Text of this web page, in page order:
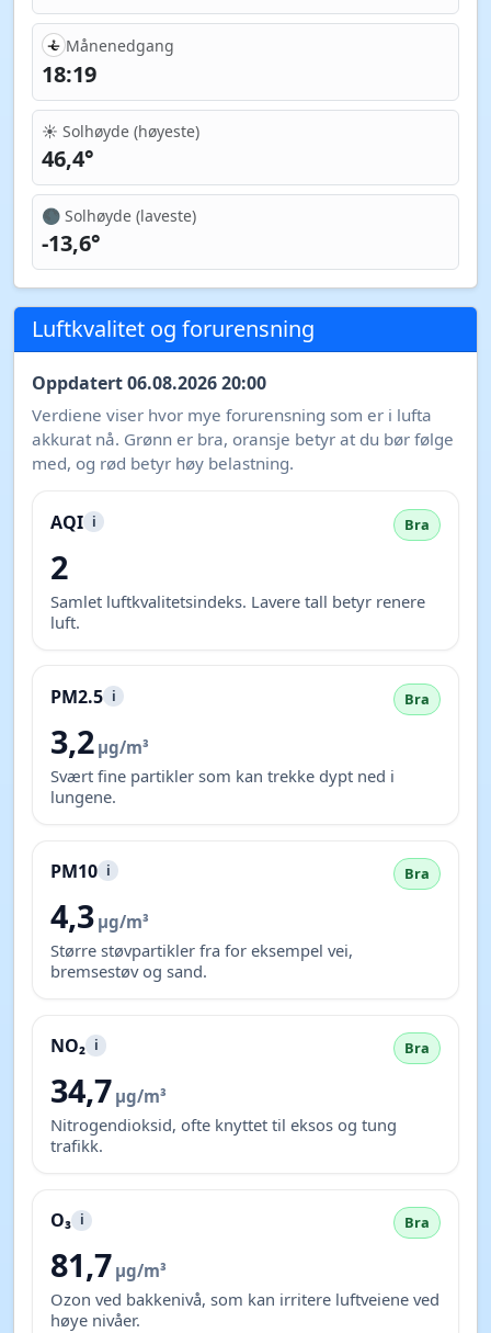
Månenedgang
18:19
☀️ Solhøyde (høyeste)
46,4°
🌑 Solhøyde (laveste)
-13,6°
Luftkvalitet og forurensning
Oppdatert 06.08.2026 20:00
Verdiene viser hvor mye forurensning som er i lufta
akkurat nå. Grønn er bra, oransje betyr at du bør følge
med, og rød betyr høy belastning.
AQI i Bra
2
Samlet luftkvalitetsindeks. Lavere tall betyr renere
luft.
PM2.5 i Bra
3,2 µg/m³
Svært fine partikler som kan trekke dypt ned i
lungene.
PM10 i Bra
4,3 µg/m³
Større støvpartikler fra for eksempel vei,
bremsestøv og sand.
NO₂ i Bra
34,7 µg/m³
Nitrogendioksid, ofte knyttet til eksos og tung
trafikk.
O₃ i Bra
81,7 µg/m³
Ozon ved bakkenivå, som kan irritere luftveiene ved
høye nivåer.